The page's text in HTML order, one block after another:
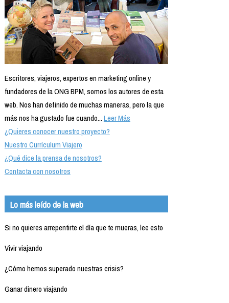
Escritores, viajeros, expertos en marketing online y
fundadores de la ONG BPM, somos los autores de esta
web. Nos han definido de muchas maneras, pero la que
más nos ha gustado fue cuando...Leer Más
¿Quieres conocer nuestro proyecto?
Nuestro Currículum Viajero
¿Qué dice la prensa de nosotros?
Contacta con nosotros
Lo más leído de la web
Si no quieres arrepentirte el día que te mueras, lee esto
Vivir viajando
¿Cómo hemos superado nuestras crisis?
Ganar dinero viajando